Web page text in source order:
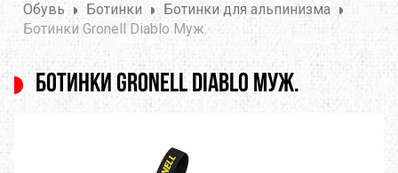
Обувь
Ботинки
Ботинки для альпинизма
Ботинки Gronell Diablo Муж.
Ботинки Gronell Diablo Муж.